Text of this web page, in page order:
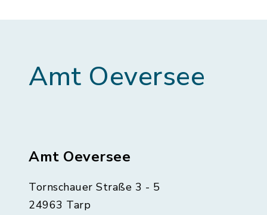
Amt Oeversee
Amt Oeversee
Tornschauer Straße 3 - 5
24963 Tarp